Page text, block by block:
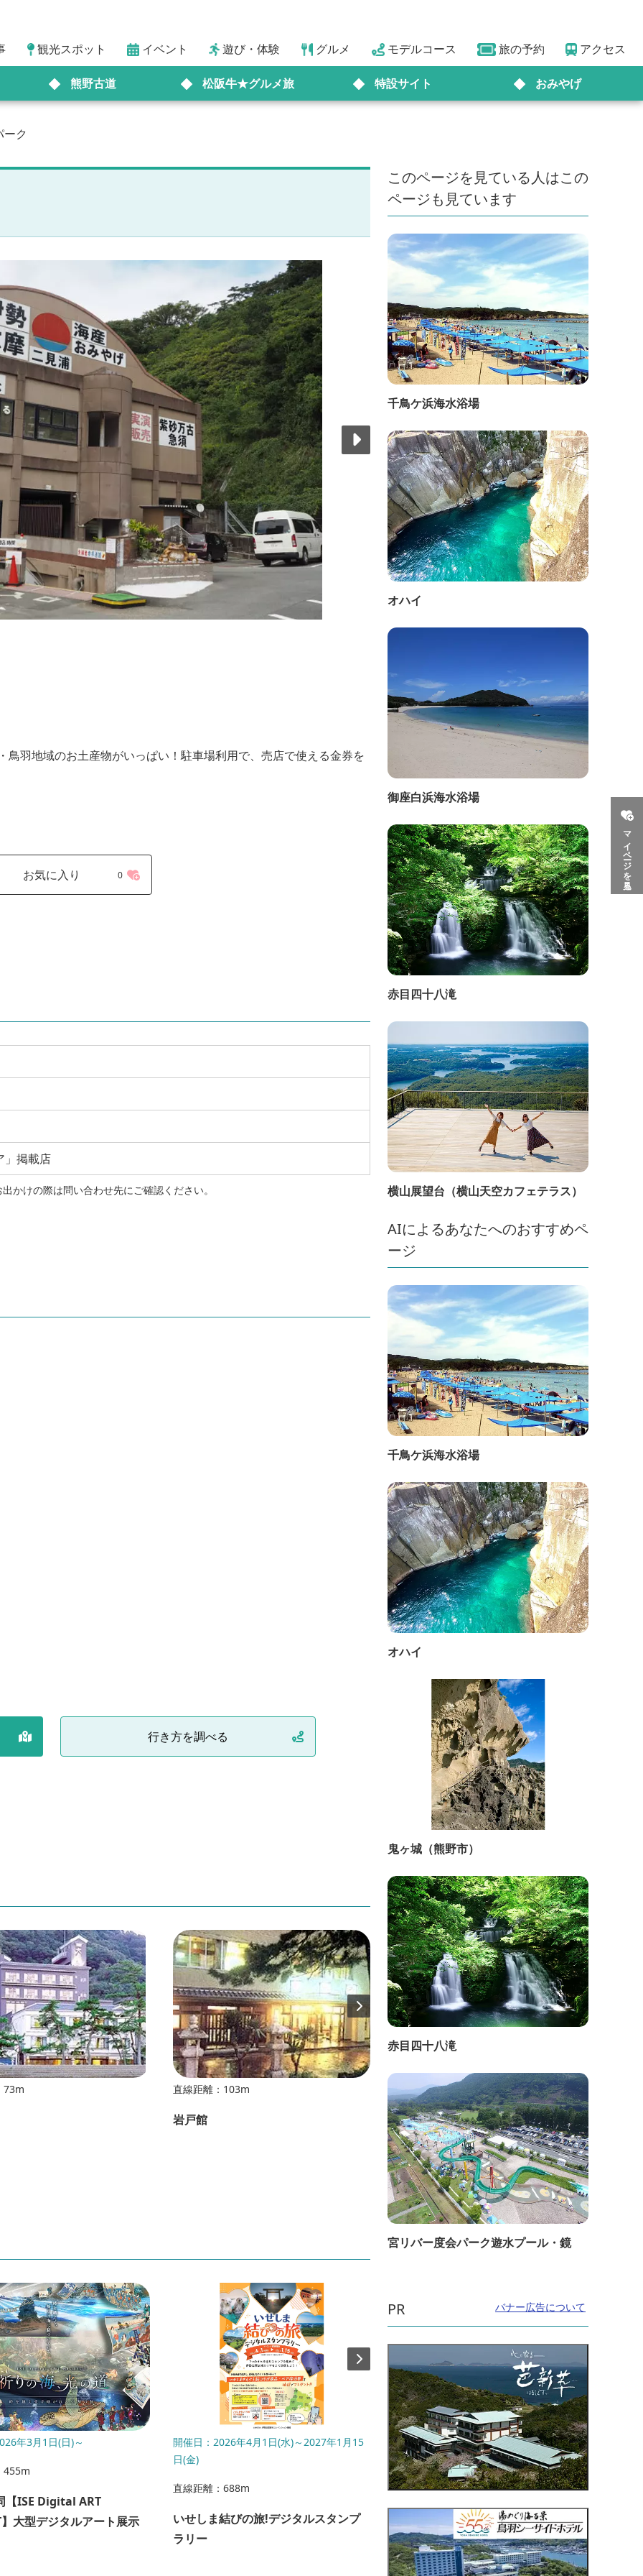
観光スポット イベント 遊び・体験 グルメ モデルコース 旅の予約 アクセス
熊野古道 松阪牛★グルメ旅 特設サイト おみやげ
マイページを見る
ク
羽地域のお土産物がいっぱい！駐車場利用で、売店で使える金券を
お気に入り 0
」掲載店
かけの際は問い合わせ先にご確認ください。
行き方を調べる
73m 直線距離：103m
岩戸館
直線距離：110m
二見浦
年3月1日(日)～
455m
【ISE Digital ART
】大型デジタルアート展示
開催日：2026年4月1日(水)～2027年1月15
日(金)
直線距離：688m
いせしま結びの旅!デジタルスタンプ
ラリー
開催日：2026年８月８日（土）※雨天順延
８月9日（日）
直線距離：1.0km
二見サマーフェスティバル2026
このページを見ている人はこの
ページも見ています
千鳥ケ浜海水浴場
オハイ
御座白浜海水浴場
赤目四十八滝
横山展望台（横山天空カフェテラス）
AIによるあなたへのおすすめペ
ージ
千鳥ケ浜海水浴場
オハイ
鬼ヶ城（熊野市）
赤目四十八滝
宮リバー度会パーク遊水プール・鏡
PR バナー広告について